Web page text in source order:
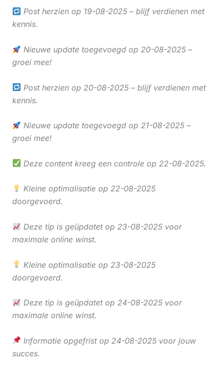
Post herzien op 19-08-2025 – blijf verdienen met
kennis.
Nieuwe update toegevoegd op 20-08-2025 –
groei mee!
Post herzien op 20-08-2025 – blijf verdienen met
kennis.
Nieuwe update toegevoegd op 21-08-2025 –
groei mee!
Deze content kreeg een controle op 22-08-2025.
Kleine optimalisatie op 22-08-2025
doorgevoerd.
Deze tip is geüpdatet op 23-08-2025 voor
maximale online winst.
Kleine optimalisatie op 23-08-2025
doorgevoerd.
Deze tip is geüpdatet op 24-08-2025 voor
maximale online winst.
Informatie opgefrist op 24-08-2025 voor jouw
succes.